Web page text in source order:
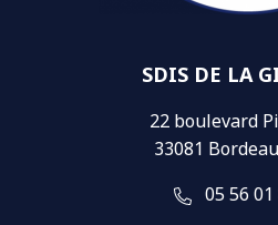
SDIS DE LA
22 boulevard
33081
05 56